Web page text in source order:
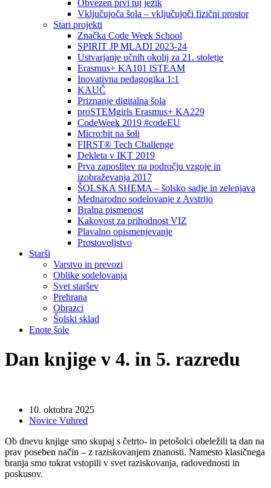
Obvezen prvi tuj jezik
Vključujoča šola – vključujoči fizični prostor
Stari projekti
Značka Code Week School
SPIRIT JP MLADI 2023-24
Ustvarjanje učnih okolij za 21. stoletje
Erasmus+ KA101 lSTEAM
Inovativna pedagogika 1:1
KAUČ
Priznanje digitalna šola
proSTEMgirls Erasmus+ KA229
CodeWeek 2019 #codeEU
Micro:bit na šoli
FIRST® Tech Challenge
Dekleta v IKT 2019
Prva zaposlitev na področju vzgoje in
izobraževanja 2017
ŠOLSKA SHEMA – šolsko sadje in zelenjava
Mednarodno sodelovanje z Avstrijo
Bralna pismenost
Kakovost za prihodnost VIZ
Plavalno opismenjevanje
Prostovoljstvo
Starši
Varstvo in prevozi
Oblike sodelovanja
Svet staršev
Prehrana
Obrazci
Šolski sklad
Enote šole
Dan knjige v 4. in 5. razredu
10. oktobra 2025
Novice Vuhred
Ob dnevu knjige smo skupaj s četrto- in petošolci obeležili ta dan na
prav poseben način – z raziskovanjem znanosti. Namesto klasičnega
branja smo tokrat vstopili v svet raziskovanja, radovednosti in
poskusov.